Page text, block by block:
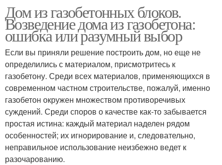
Дом из газобетонных блоков.
Возведение дома из газобетона:
ошибка или разумный выбор
Если вы приняли решение построить дом, но еще не
определились с материалом, присмотритесь к
газобетону. Среди всех материалов, применяющихся в
современном частном строительстве, пожалуй, именно
газобетон окружен множеством противоречивых
суждений. Среди споров о качестве как-то забывается
простая истина: каждый материал наделен рядом
особенностей; их игнорирование и, следовательно,
неправильное использование неизбежно ведет к
разочарованию.